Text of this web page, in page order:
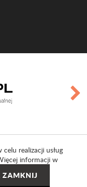
realizacji usług
informacji w